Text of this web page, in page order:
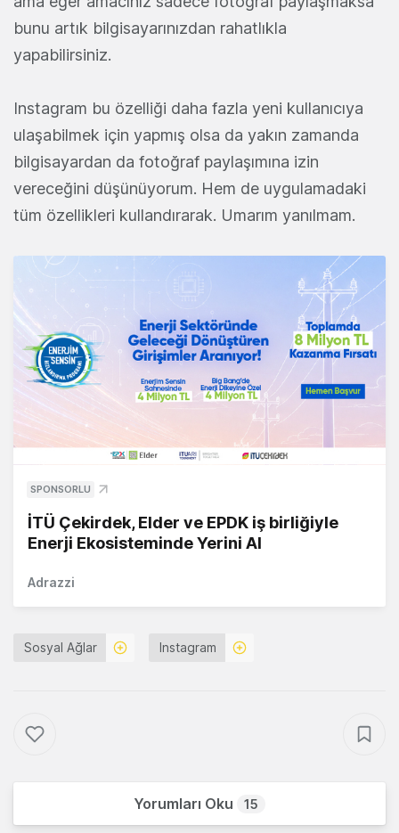
bunu artık bilgisayarınızdan rahatlıkla
yapabilirsiniz.
Instagram bu özelliği daha fazla yeni kullanıcıya
ulaşabilmek için yapmış olsa da yakın zamanda
bilgisayardan da fotoğraf paylaşımına izin
vereceğini düşünüyorum. Hem de uygulamadaki
tüm özellikleri kullandırarak. Umarım yanılmam.
SPONSORLU
İTÜ Çekirdek, Elder ve EPDK iş birliğiyle
Enerji Ekosisteminde Yerini Al
Adrazzi
Sosyal Ağlar Instagram
Yorumları Oku 15